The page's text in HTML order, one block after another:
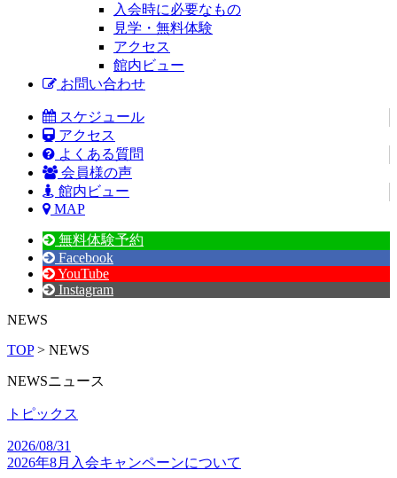
入会時に必要なもの
見学・無料体験
アクセス
館内ビュー
お問い合わせ
スケジュール
アクセス
よくある質問
会員様の声
館内ビュー
MAP
無料体験予約
Facebook
YouTube
Instagram
NEWS
TOP> NEWS
NEWSニュース
トピックス
2026/08/31
2026年8月入会キャンペーンについて